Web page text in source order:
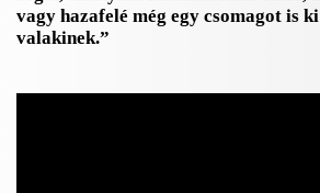
vagy hazafelé még egy csomagot is
valakinek.”